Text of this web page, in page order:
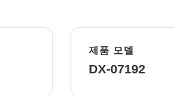
제품 모델
DX-07192